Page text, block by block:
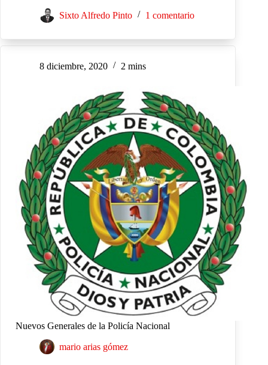
Sixto Alfredo Pinto 1 comentario
8 diciembre, 2020 2 mins
Nuevos Generales de la Policía Nacional
mario arias gómez